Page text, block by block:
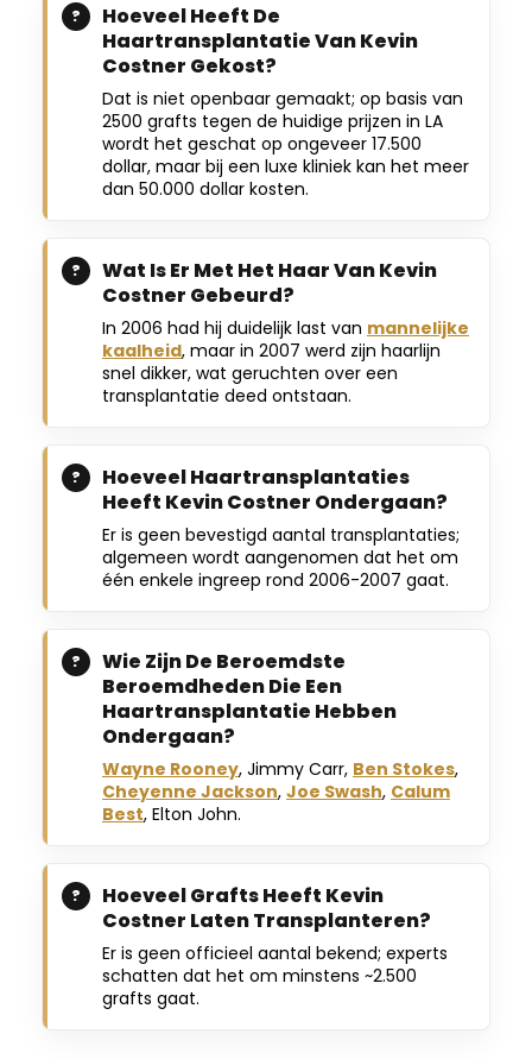
Hoeveel Heeft De
Haartransplantatie Van Kevin
Costner Gekost?
Dat is niet openbaar gemaakt; op basis van
2500 grafts tegen de huidige prijzen in LA
wordt het geschat op ongeveer 17.500
dollar, maar bij een luxe kliniek kan het meer
dan 50.000 dollar kosten.
Wat Is Er Met Het Haar Van Kevin
Costner Gebeurd?
In 2006 had hij duidelijk last van mannelijke
kaalheid, maar in 2007 werd zijn haarlijn
snel dikker, wat geruchten over een
transplantatie deed ontstaan.
Hoeveel Haartransplantaties
Heeft Kevin Costner Ondergaan?
Er is geen bevestigd aantal transplantaties;
algemeen wordt aangenomen dat het om
één enkele ingreep rond 2006-2007 gaat.
Wie Zijn De Beroemdste
Beroemdheden Die Een
Haartransplantatie Hebben
Ondergaan?
Wayne Rooney, Jimmy Carr, Ben Stokes,
Cheyenne Jackson, Joe Swash, Calum
Best, Elton John.
Hoeveel Grafts Heeft Kevin
Costner Laten Transplanteren?
Er is geen officieel aantal bekend; experts
schatten dat het om minstens ~2.500
grafts gaat.